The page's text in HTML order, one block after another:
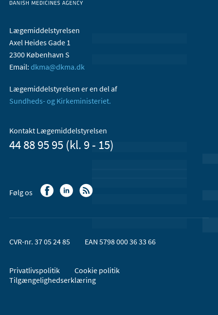
Lægemiddelstyrelsen
Axel Heides Gade 1
2300 København S
Email: dkma@dkma.dk
Lægemiddelstyrelsen er en del af
Sundheds- og Kirkeministeriet.
Kontakt Lægemiddelstyrelsen
44 88 95 95 (kl. 9 - 15)
Følg os
CVR-nr. 37 05 24 85 EAN 5798 000 36 33 66
Privatlivspolitik
Cookie politik
Tilgængelighedserklæring